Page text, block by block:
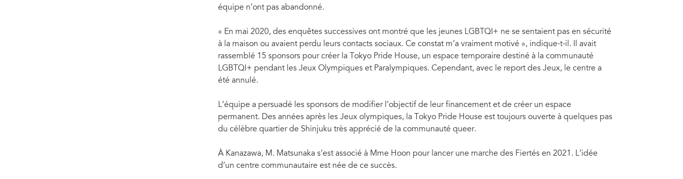
équipe n’ont pas abandonné.
« En mai 2020, des enquêtes successives ont montré que les jeunes LGBTQI+ ne se sentaient pas en sécurité
à la maison ou avaient perdu leurs contacts sociaux. Ce constat m’a vraiment motivé », indique-t-il. Il avait
rassemblé 15 sponsors pour créer la Tokyo Pride House, un espace temporaire destiné à la communauté
LGBTQI+ pendant les Jeux Olympiques et Paralympiques. Cependant, avec le report des Jeux, le centre a
été annulé.
L’équipe a persuadé les sponsors de modifier l’objectif de leur financement et de créer un espace
permanent. Des années après les Jeux olympiques, la Tokyo Pride House est toujours ouverte à quelques pas
du célèbre quartier de Shinjuku très apprécié de la communauté queer.
À Kanazawa, M. Matsunaka s’est associé à Mme Hoon pour lancer une marche des Fiertés en 2021. L’idée
d’un centre communautaire est née de ce succès.